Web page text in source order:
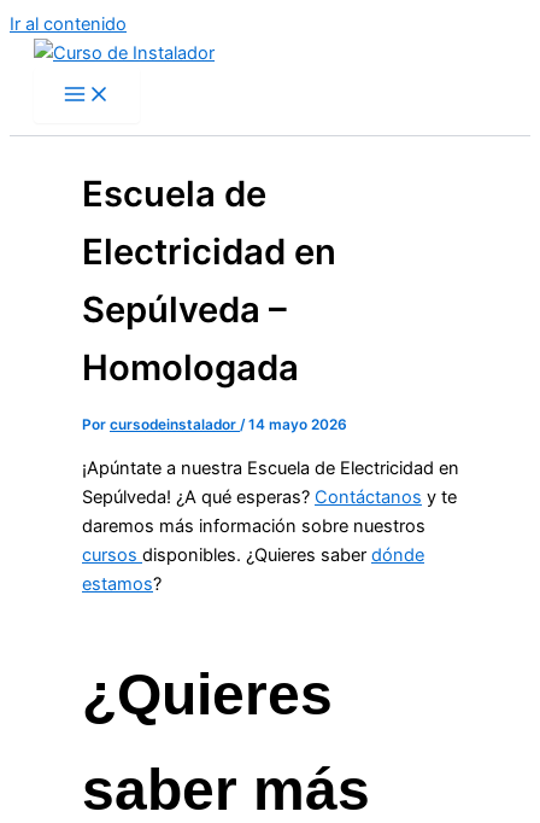
Ir al contenido
Escuela de
Electricidad en
Sepúlveda –
Homologada
Por cursodeinstalador /14 mayo 2026
¡Apúntate a nuestra Escuela de Electricidad en
Sepúlveda! ¿A qué esperas? Contáctanos y te
daremos más información sobre nuestros
cursos disponibles. ¿Quieres saber dónde
estamos?
¿Quieres
saber más